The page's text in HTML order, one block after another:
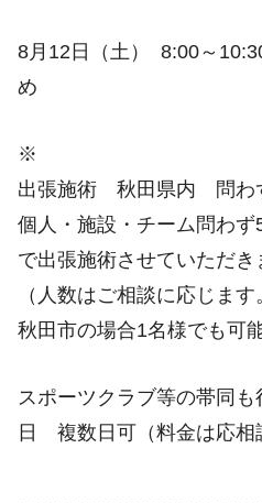
8月12日（土） 8:00～
め
※
出張施術 秋田県内 問わ
個人・施設・チーム問わ
で出張施術させていただき
（人数はご相談に応じます
秋田市の場合1名様でも可
スポーツクラブ等の帯同
日 複数日可（料金は応相